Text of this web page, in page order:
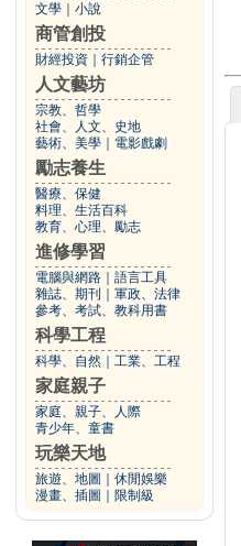
文學 小說
商管創投
財經投資 行銷企管
人文藝坊
宗教、哲學
社會、人文、史地
藝術、美學
電影戲劇
勵志養生
醫療、保健
料理、生活百科
教育、心理、勵志
進修學習
電腦與網路
語言工具
雜誌、期刊
軍政、法律
參考、考試、教科用書
科學工程
科學、自然 工業、工程
家庭親子
家庭、親子、人際
青少年、童書
玩樂天地
旅遊、地圖
休閒娛樂
漫畫、插圖
限制級